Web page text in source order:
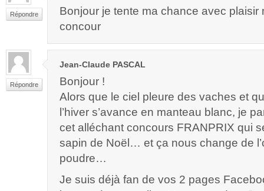
Répondre
Bonjour je tente ma chance avec plaisir
concour
Répondre
Jean-Claude PASCAL
Bonjour !
Alors que le ciel pleure des vaches et
l’hiver s’avance en manteau blanc, je
cet alléchant concours FRANPRIX qui
sapin de Noël… et ça nous change de
poudre…
Je suis déjà fan de vos 2 pages